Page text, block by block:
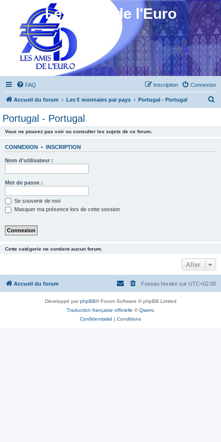
Les Amis de l'Euro
FAQ Connexion
Inscription
Accueil du forum Les € monnaies par pays Portugal - Portugal
Portugal - Portugal
Vous ne pouvez pas voir ou consulter les sujets de ce forum.
CONNEXION • INSCRIPTION
Nom d’utilisateur :
Mot de passe :
Se souvenir de moi
Masquer ma présence lors de cette session
Cette catégorie ne contient aucun forum.
Aller
Accueil du forum Fuseau horaire sur UTC+02:00
Développé parphpBB® Forum Software © phpBB Limited
Traduction française officielle ©Qiaeru
Confidentialité | Conditions